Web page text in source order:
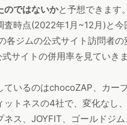
のではないかと予想できます
査時点(2022年1月~12月)と今
各ジムの公式サイト訪問者の
サイトの併用率を見ていきま
ているのはchocoZAP、カー
ットネスの4社で、変化なし
ス、JOYFIT、ゴールドジ